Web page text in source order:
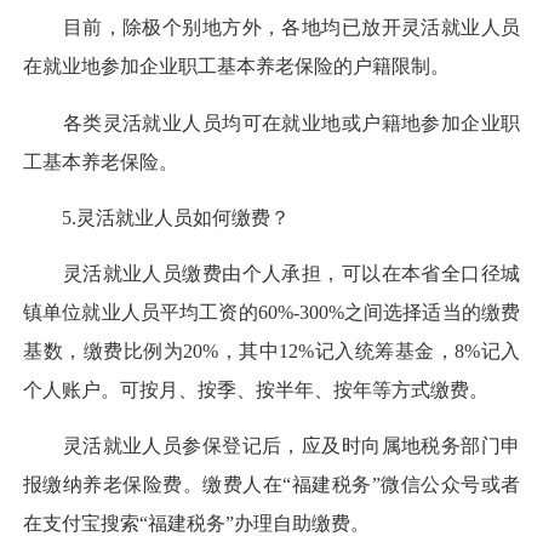
目前，除极个别地方外，各地均已放开灵活就业人员
在就业地参加企业职工基本养老保险的户籍限制。
各类灵活就业人员均可在就业地或户籍地参加企业职
工基本养老保险。
5.灵活就业人员如何缴费？
灵活就业人员缴费由个人承担，可以在本省全口径城
镇单位就业人员平均工资的60%-300%之间选择适当的缴费
基数，缴费比例为20%，其中12%记入统筹基金，8%记入
个人账户。可按月、按季、按半年、按年等方式缴费。
灵活就业人员参保登记后，应及时向属地税务部门申
报缴纳养老保险费。缴费人在“福建税务”微信公众号或者
在支付宝搜索“福建税务”办理自助缴费。